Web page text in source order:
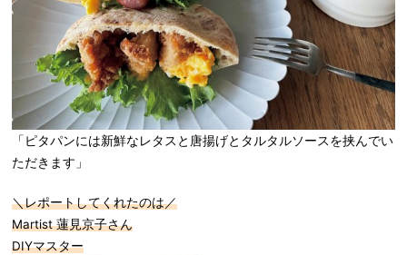
「ピタパンには新鮮なレタスと唐揚げとタルタルソースを挟んでい
ただきます」
＼レポートしてくれたのは／
Martist 蓮見京子さん
DIYマスター